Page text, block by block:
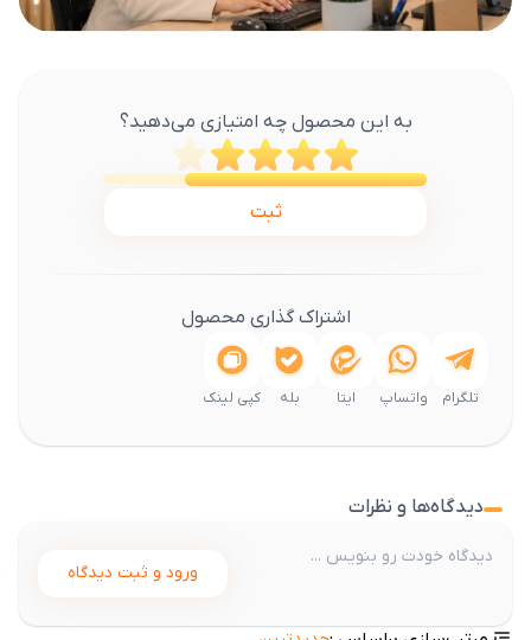
به این محصول چه امتیازی می‌دهید؟
ثبت
اشتراک گذاری محصول
تلگرام واتساپ ایتا بله کپی لینک
دیدگاه‌ها و نظرات
ورود و ثبت دیدگاه